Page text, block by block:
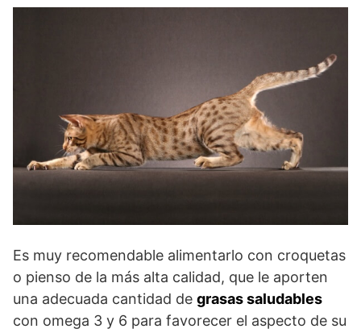
Es muy recomendable alimentarlo con croquetas
o pienso de la más alta calidad, que le aporten
una adecuada cantidad de grasas saludables
con omega 3 y 6 para favorecer el aspecto de su